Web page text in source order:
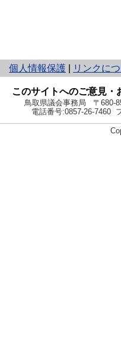
個人情報保護
と
り
ネ
ッ
ト
へ
リンクに
このサイトへのご意見・
鳥取県議会事務局
〒680-
電話番号:0857-26-7460